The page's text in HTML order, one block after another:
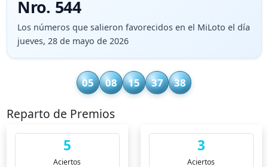
Nro. 544
Los números que salieron favorecidos en el MiLoto el día
jueves, 28 de mayo de 2026
05 08 15 37 38
Reparto de Premios
5
Aciertos
3
Aciertos